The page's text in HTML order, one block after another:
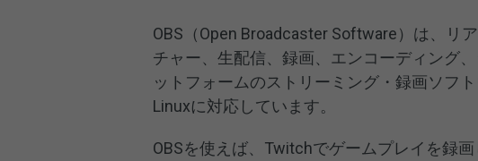
OBS（Open Broadcaster Software）は、リ
チャー、生配信、録画、エンコーディング
ットフォームのストリーミング・録画ソフ
Linuxに対応しています。
OBSを使えば、Twitchでゲームプレイを録